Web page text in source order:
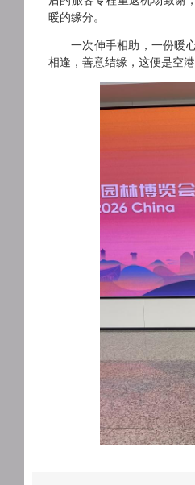
暖的缘分。
一次伸手相助，一份暖
相逢，善意结缘，这便是空